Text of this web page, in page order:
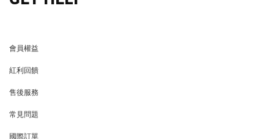
會員權益
紅利回饋
售後服務
常見問題
國際訂單